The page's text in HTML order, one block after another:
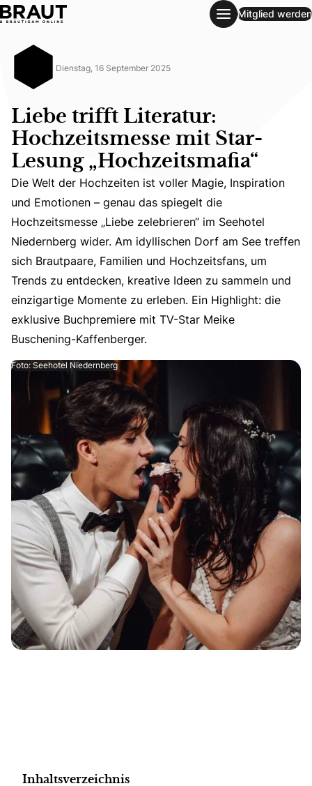
Liebe trifft Literatur: Hochzeitsmesse mit Star-Lesung
Mitglied werden
Dienstag, 16 September 2025
Liebe trifft Literatur:
Hochzeitsmesse mit Star-
Lesung „Hochzeitsmafia“
Die Welt der Hochzeiten ist voller Magie, Inspiration
Die Welt der Hochzeiten ist voller Magie, Inspiration
und Emotionen – genau das spiegelt die
Hochzeitsmesse „Liebe zelebrieren“ im Seehotel
Niedernberg wider. Am idyllischen Dorf am See treffen
sich Brautpaare, Familien und Hochzeitsfans, um
Trends zu entdecken, kreative Ideen zu sammeln und
einzigartige Momente zu erleben. Ein Highlight: die
exklusive Buchpremiere mit TV-Star Meike
Buschening-Kaffenberger.
Foto: Seehotel Niedernberg
Inhaltsverzeichnis